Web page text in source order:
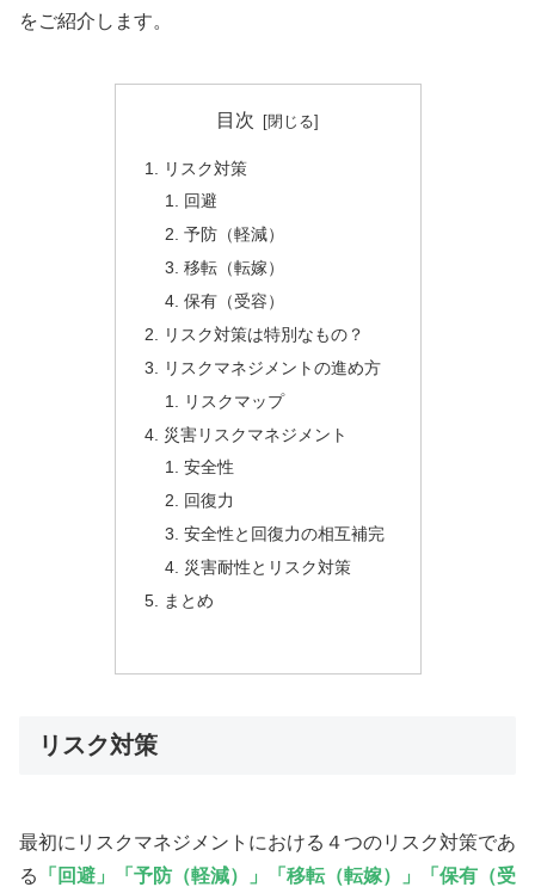
をご紹介します。
目次
リスク対策
回避
予防（軽減）
移転（転嫁）
保有（受容）
リスク対策は特別なもの？
リスクマネジメントの進め方
リスクマップ
災害リスクマネジメント
安全性
回復力
安全性と回復力の相互補完
災害耐性とリスク対策
まとめ
リスク対策
最初にリスクマネジメントにおける４つのリスク対策であ
る
「回避」「予防（軽減）」「移転（転嫁）」「保有（受